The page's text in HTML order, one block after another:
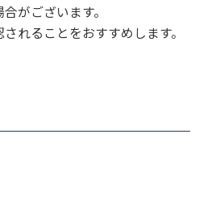
がございます。
れることをおすすめします。